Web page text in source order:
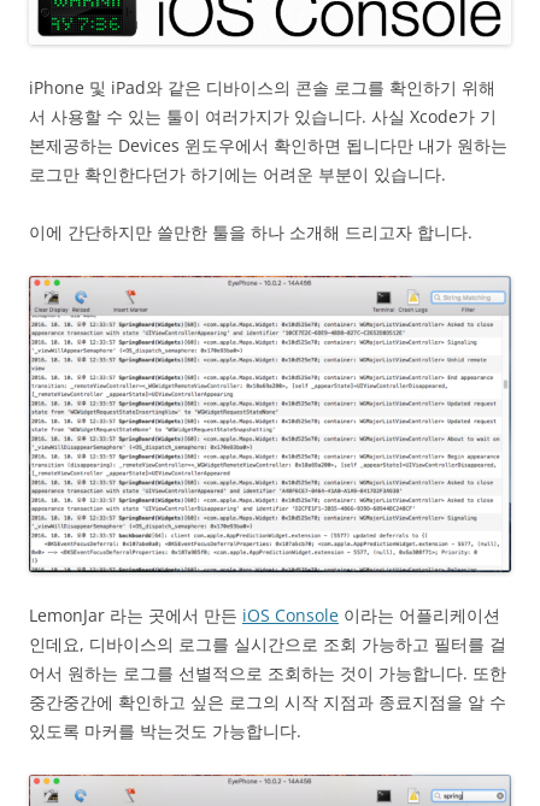
iPhone 및 iPad와 같은 디바이스의 콘솔 로그를 확인하기 위해
서 사용할 수 있는 툴이 여러가지가 있습니다. 사실 Xcode가 기
본제공하는 Devices 윈도우에서 확인하면 됩니다만 내가 원하는
로그만 확인한다던가 하기에는 어려운 부분이 있습니다.
이에 간단하지만 쓸만한 툴을 하나 소개해 드리고자 합니다.
LemonJar 라는 곳에서 만든 iOS Console 이라는 어플리케이션
인데요, 디바이스의 로그를 실시간으로 조회 가능하고 필터를 걸
어서 원하는 로그를 선별적으로 조회하는 것이 가능합니다. 또한
중간중간에 확인하고 싶은 로그의 시작 지점과 종료지점을 알 수
있도록 마커를 박는것도 가능합니다.